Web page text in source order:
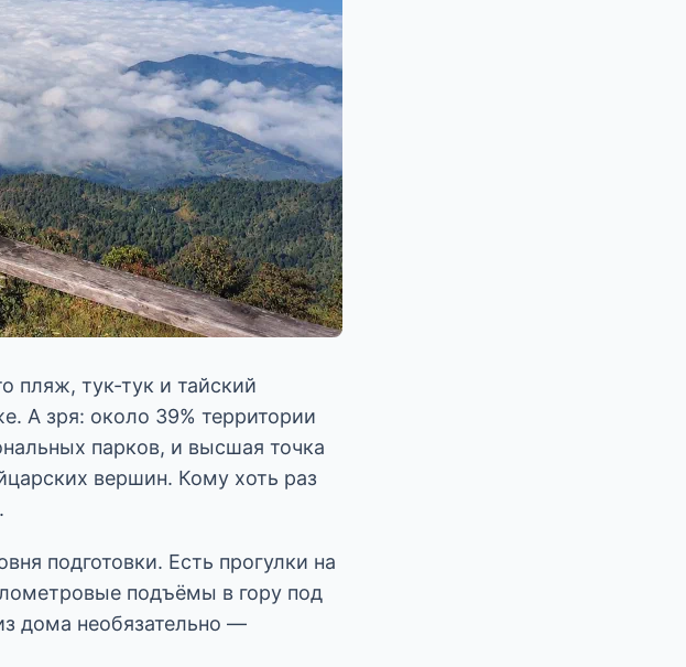
пляж, тук-тук и тайский
А зря: около 39% территории
парков, и высшая точка
вершин. Кому хоть раз
подготовки. Есть прогулки на
подъёмы в гору под
дома необязательно —